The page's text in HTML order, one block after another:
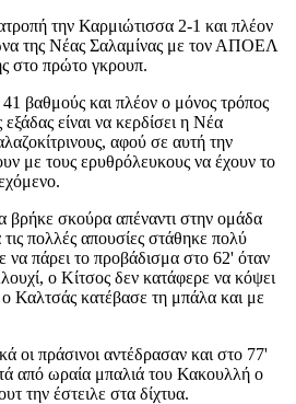
την Καρμιώτισσα 2-1 και πλέον
της Νέας Σαλαμίνας με τον ΑΠΟΕΛ
στο πρώτο γκρουπ.
βαθμούς και πλέον ο μόνος τρόπος
είναι να κερδίσει η Νέα
αφού σε αυτή την
με τους ερυθρόλευκους να έχουν το
σκούρα απέναντι στην ομάδα
πολλές απουσίες στάθηκε πολύ
να πάρει το προβάδισμα στο 62' όταν
ο Κίτσος δεν κατάφερε να κόψει
ο Καλτσάς κατέβασε τη μπάλα και με
οι πράσινοι αντέδρασαν και στο 77'
από ωραία μπαλιά του Κακουλλή ο
την έστειλε στα δίχτυα.